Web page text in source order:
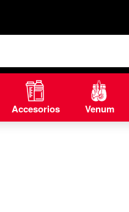
Accesorios Venum